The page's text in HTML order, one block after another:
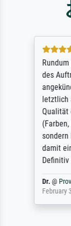
des
letztlich
Qualität
damit
Definitiv
Dr.@
February